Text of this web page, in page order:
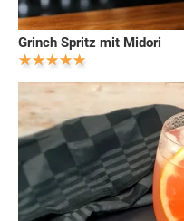
Grinch Spritz mit Midori